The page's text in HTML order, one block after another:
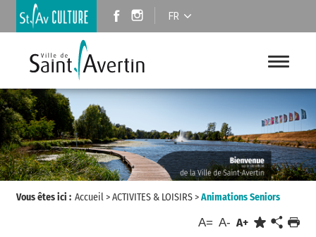
FR
Vous êtes ici : Accueil>ACTIVITES & LOISIRS>Animations Seniors
A= A- A+